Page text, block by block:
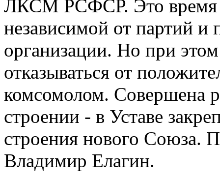
ЛКСМ РСФСР. Это время
независимой от партий и
организации. Но при
отказываться от
комсомолом. Совершена
строении - в Уставе
строения нового Союза.
Владимир Елагин.